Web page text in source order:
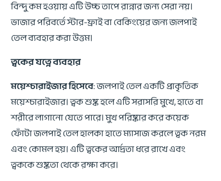
বিন্দু কম হওয়ায় এটি উচ্চ তাপে রান্নার জন্য সেরা নয়।
ভাজার পরিবর্তে স্টার-ফ্রাই বা বেকিংয়ের জন্য জলপাই
তেল ব্যবহার করা উত্তম।
ত্বকের যত্নে ব্যবহার
ময়েশ্চারাইজার হিসেবে: জলপাই তেল একটি প্রাকৃতিক
ময়েশ্চারাইজার। ত্বক শুষ্ক হলে এটি সরাসরি মুখে, হাতে বা
শরীরে লাগানো যেতে পারে। মুখ পরিষ্কার করে কয়েক
ফোঁটা জলপাই তেল হালকা হাতে ম্যাসাজ করলে ত্বক নরম
এবং কোমল হয়। এটি ত্বকের আর্দ্রতা ধরে রাখে এবং
ত্বককে শুষ্কতা থেকে রক্ষা করে।